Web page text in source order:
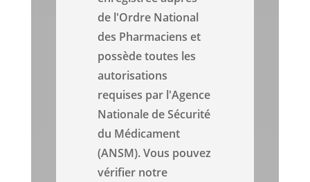
de l'Ordre National
des Pharmaciens et
possède toutes les
autorisations
requises par l'Agence
Nationale de Sécurité
du Médicament
(ANSM). Vous pouvez
vérifier notre